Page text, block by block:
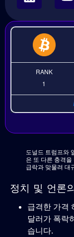
RANK
1
도널드 트럼프와
은 또 다른 충격
급락과 맞물려 대
정치 및 언론
급격한 가격
달러가 폭락
습니다.